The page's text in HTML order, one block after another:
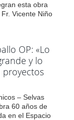
esta obra
Vicente Niño
OP: «Lo
y lo
proyectos
– Selvas
60 años de
en el Espacio